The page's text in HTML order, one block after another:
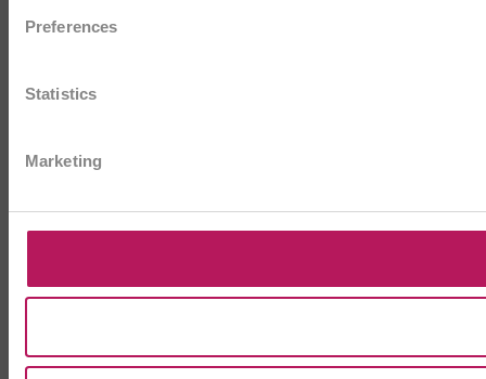
Preferences
Statistics
Marketing